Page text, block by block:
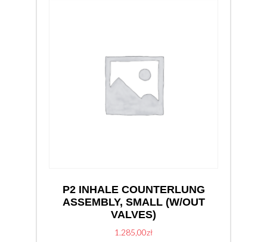
P2 INHALE COUNTERLUNG
ASSEMBLY, SMALL (W/OUT
VALVES)
1.285,00zł